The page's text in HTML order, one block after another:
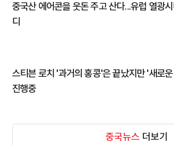
중국산 에어콘을 웃돈 주고 산다...유럽 열광시
디
스티븐 로치 '과거의 홍콩'은 끝났지만 '새로
진행중
중국뉴스 더보기